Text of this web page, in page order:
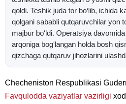
qoldi. Teshik juda tor bo‘lib, ichida
qolgani sababli qutqaruvchilar yon
majbur bo‘ldi. Operatsiya
arqoniga bog‘langan holda bosh
qizchaga qutqaruv jihozlarini
Checheniston Respublikasi
Favqulodda vaziyatlar vazirligi